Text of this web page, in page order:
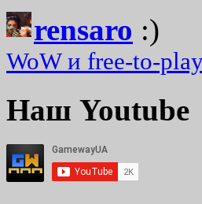
rensaro :)
WoW и free-to-
Наш Youtube